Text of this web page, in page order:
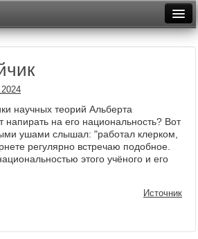
Неделя
Рейтинги
Архив
научных теорий Альберта
на его национальность? Вот
ушами слышал: "работал клерком,
регулярно встречаю подобное.
этого учёного и его
Источник